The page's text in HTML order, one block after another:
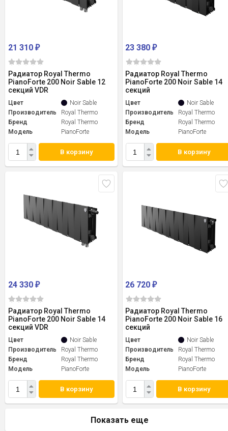
21 310 ₽
Радиатор Royal Thermo
PianoForte 200 Noir Sable 12
секций VDR
Цвет
Noir Sable
Производитель
Royal Thermo
Бренд
Royal Thermo
Модель
PianoForte
В корзину
23 380₽
Радиатор Royal Thermo
PianoForte 200 Noir Sable 14
секций
Цвет
Noir Sable
Производитель
Royal Thermo
Бренд
Royal Thermo
Модель
PianoForte
В корзину
24 330 ₽
Радиатор Royal Thermo
PianoForte 200 Noir Sable 14
секций VDR
Цвет
Noir Sable
Производитель
Royal Thermo
Бренд
Royal Thermo
Модель
PianoForte
В корзину
26 720₽
Радиатор Royal Thermo
PianoForte 200 Noir Sable 16
секций
Цвет
Noir Sable
Производитель
Royal Thermo
Бренд
Royal Thermo
Модель
PianoForte
В корзину
Показать еще